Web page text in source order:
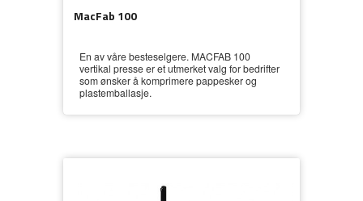
MacFab 100
En av våre besteselgere. MACFAB 100
vertikal presse er et utmerket valg for bedrifter
som ønsker å komprimere pappesker og
plastemballasje.